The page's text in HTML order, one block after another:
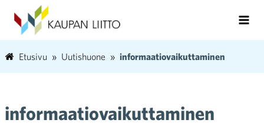
Etusivu Uutishuone informaatiovaikuttaminen
informaatiovaikuttaminen